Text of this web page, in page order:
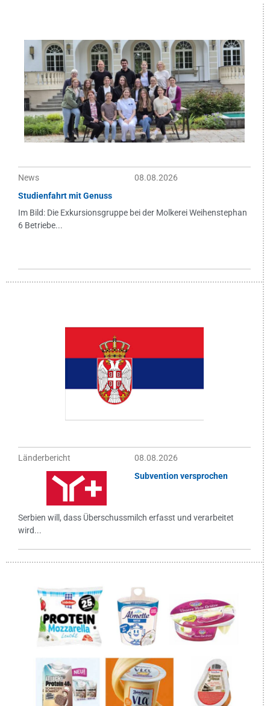
News
08.08.2026
Studienfahrt mit Genuss
Im Bild: Die Exkursionsgruppe bei der Molkerei Weihenstephan
6 Betriebe...
Länderbericht
08.08.2026
Subvention versprochen
Serbien will, dass Überschussmilch erfasst und verarbeitet
wird...